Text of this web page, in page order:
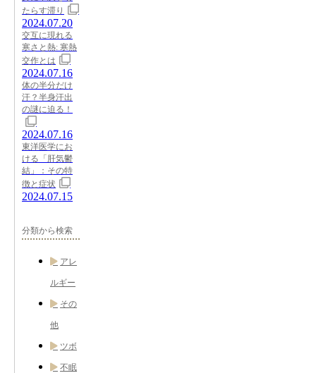
たらす滞り
2024.07.20
交互に現れる
寒さと熱: 寒熱
交作とは
2024.07.16
体の半分だけ
汗？半身汗出
の謎に迫る！
2024.07.16
東洋医学にお
ける「肝気鬱
結」：その特
徴と症状
2024.07.15
分類から検索
アレ
ルギー
その
他
ツボ
不眠